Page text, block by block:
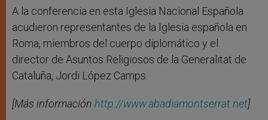
A la conferencia en esta Iglesia Nacional Española
acudieron representantes de la Iglesia española en
Roma, miembros del cuerpo diplomático y el
director de Asuntos Religiosos de la Generalitat de
Cataluña, Jordi López Camps.
[Más información http://www.abadiamontserrat.net]